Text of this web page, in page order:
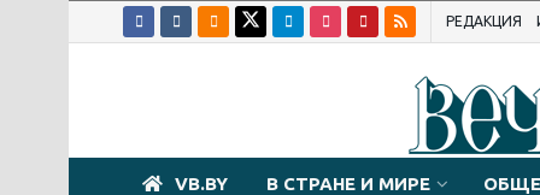
РЕДАКЦИЯ
VB.BY В СТРАНЕ И МИРЕ